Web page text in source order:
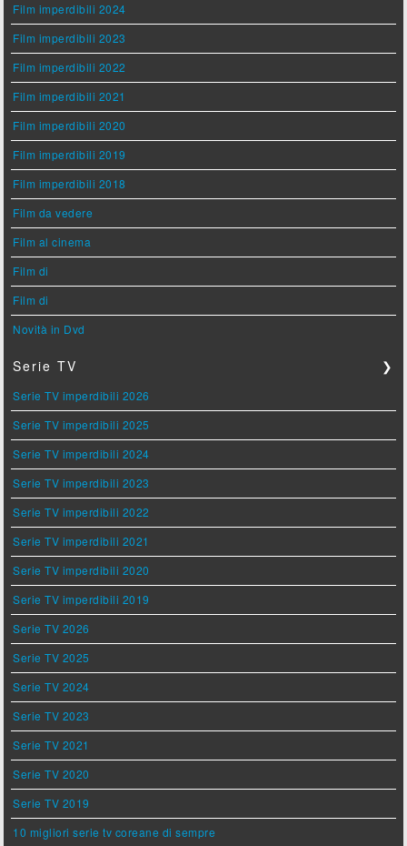
Film imperdibili 2024
Film imperdibili 2023
Film imperdibili 2022
Film imperdibili 2021
Film imperdibili 2020
Film imperdibili 2019
Film imperdibili 2018
Film da vedere
Film al cinema
Film di
Film di
Novità in Dvd
Serie TV ❯
Serie TV imperdibili 2026
Serie TV imperdibili 2025
Serie TV imperdibili 2024
Serie TV imperdibili 2023
Serie TV imperdibili 2022
Serie TV imperdibili 2021
Serie TV imperdibili 2020
Serie TV imperdibili 2019
Serie TV 2026
Serie TV 2025
Serie TV 2024
Serie TV 2023
Serie TV 2021
Serie TV 2020
Serie TV 2019
10 migliori serie tv coreane di sempre